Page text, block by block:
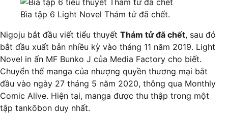
Bìa tập 6 Light Novel Thám tử đã chết.
Nigoju bắt đầu viết tiểu thuyết Thám tử đã chết, sau đó
bắt đầu xuất bản nhiều kỳ vào tháng 11 năm 2019. Light
Novel in ấn MF Bunko J của Media Factory cho biết.
Chuyển thể manga của nhượng quyền thương mại bắt
đầu vào ngày 27 tháng 5 năm 2020, thông qua Monthly
Comic Alive. Hiện tại, manga được thu thập trong một
tập tankōbon duy nhất.